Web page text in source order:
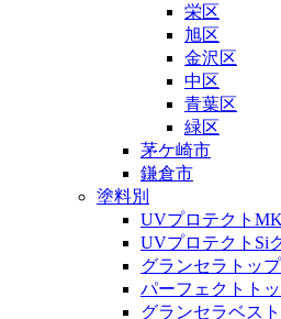
栄区
旭区
金沢区
中区
青葉区
緑区
茅ケ崎市
鎌倉市
塗料別
UVプロテクト
UVプロテクトSi
グランセラトッ
パーフェクトト
グランセラベス